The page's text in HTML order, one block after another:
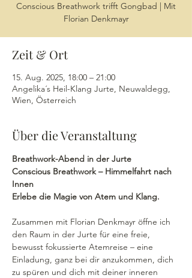
Conscious Breathwork trifft Gongbad | Mit
Florian Denkmayr
Zeit & Ort
15. Aug. 2025, 18:00 – 21:00
Angelika´s Heil-Klang Jurte, Neuwaldegg,
Wien, Österreich
Über die Veranstaltung
Breathwork-Abend in der Jurte
Conscious Breathwork – Himmelfahrt nach
Innen
Erlebe die Magie von Atem und Klang.
Zusammen mit Florian Denkmayr öffne ich
den Raum in der Jurte für eine freie,
bewusst fokussierte Atemreise – eine
Einladung, ganz bei dir anzukommen, dich
zu spüren und dich mit deiner inneren